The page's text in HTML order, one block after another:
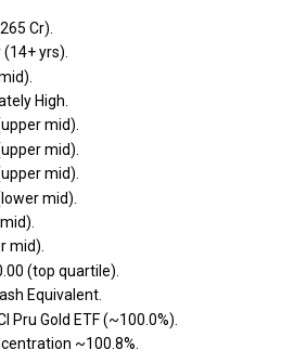
Cr).
yrs).
High.
mid).
mid).
mid).
mid).
mid).
(top quartile).
Equivalent.
Pru Gold ETF (~100.0%).
~100.8%.